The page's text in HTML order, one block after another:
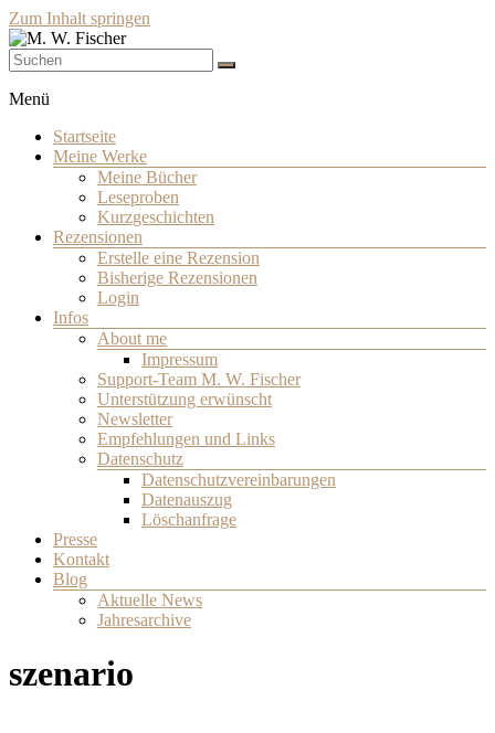
Zum Inhalt springen
Schriftsteller
Menü
Startseite
Meine Werke
Meine Bücher
Leseproben
Kurzgeschichten
Rezensionen
Erstelle eine Rezension
Bisherige Rezensionen
Login
Infos
About me
Impressum
Support-Team M. W. Fischer
Unterstützung erwünscht
Newsletter
Empfehlungen und Links
Datenschutz
Datenschutzvereinbarungen
Datenauszug
Löschanfrage
Presse
Kontakt
Blog
Aktuelle News
Jahresarchive
szenario